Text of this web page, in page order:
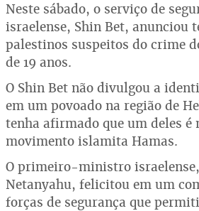
Neste sábado, o serviço de
israelense, Shin Bet, anunciou
palestinos suspeitos do crime
de 19 anos.
O Shin Bet não divulgou a
em um povoado na região de
tenha afirmado que um deles é
movimento islamita Hamas.
O primeiro-ministro
Netanyahu, felicitou em um
forças de segurança que